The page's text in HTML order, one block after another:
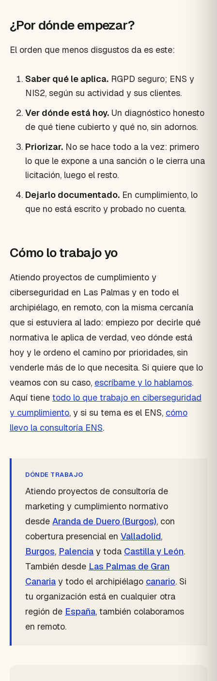
¿Por dónde empezar?
El orden que menos disgustos da es este:
Saber qué le aplica. RGPD seguro; ENS y
NIS2, según su actividad y sus clientes.
Ver dónde está hoy. Un diagnóstico honesto
de qué tiene cubierto y qué no, sin adornos.
Priorizar. No se hace todo a la vez: primero
lo que le expone a una sanción o le cierra una
licitación, luego el resto.
Dejarlo documentado. En cumplimiento, lo
que no está escrito y probado no cuenta.
Cómo lo trabajo yo
Atiendo proyectos de cumplimiento y
ciberseguridad en Las Palmas y en todo el
archipiélago, en remoto, con la misma cercanía
que si estuviera al lado: empiezo por decirle qué
normativa le aplica de verdad, veo dónde está
hoy y le ordeno el camino por prioridades, sin
venderle más de lo que necesita. Si quiere que lo
veamos con su caso, escríbame y lo hablamos.
Aquí tiene todo lo que trabajo en ciberseguridad
y cumplimiento, y si su tema es el ENS, cómo
llevo la consultoría ENS.
DÓNDE TRABAJO
Atiendo proyectos de consultoría de
marketing y cumplimiento normativo
desde Aranda de Duero (Burgos), con
cobertura presencial en Valladolid,
Burgos, Palencia y toda Castilla y León.
También desde Las Palmas de Gran
Canaria y todo el archipiélago canario. Si
tu organización está en cualquier otra
región de España, también colaboramos
en remoto.